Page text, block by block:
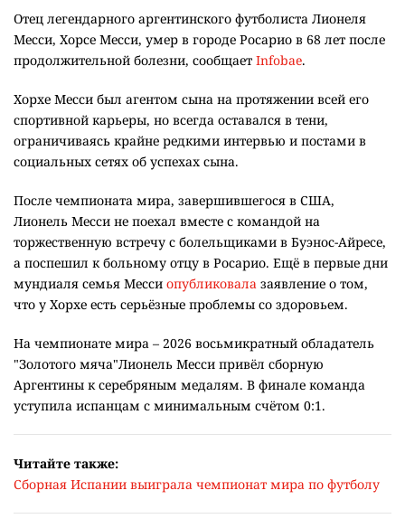
Отец легендарного аргентинского футболиста Лионеля
Месси, Хорсе Месси, умер в городе Росарио в 68 лет после
продолжительной болезни, сообщает Infobae.
Хорхе Месси был агентом сына на протяжении всей его
спортивной карьеры, но всегда оставался в тени,
ограничиваясь крайне редкими интервью и постами в
социальных сетях об успехах сына.
После чемпионата мира, завершившегося в США,
Лионель Месси не поехал вместе с командой на
торжественную встречу с болельщиками в Буэнос-Айресе,
а поспешил к больному отцу в Росарио. Ещё в первые дни
мундиаля семья Месси опубликовала заявление о том,
что у Хорхе есть серьёзные проблемы со здоровьем.
На чемпионате мира – 2026 восьмикратный обладатель
"Золотого мяча"Лионель Месси привёл сборную
Аргентины к серебряным медалям. В финале команда
уступила испанцам с минимальным счётом 0:1.
Читайте также:
Сборная Испании выиграла чемпионат мира по футболу